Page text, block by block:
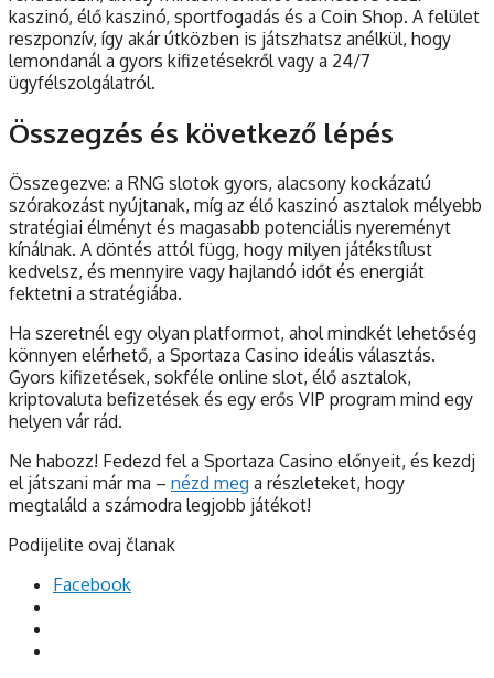
kaszinó, élő kaszinó, sportfogadás és a Coin Shop. A felület
reszponzív, így akár útközben is játszhatsz anélkül, hogy
lemondanál a gyors kifizetésekről vagy a 24/7
ügyfélszolgálatról.
Összegzés és következő lépés
Összegezve: a RNG slotok gyors, alacsony kockázatú
szórakozást nyújtanak, míg az élő kaszinó asztalok mélyebb
stratégiai élményt és magasabb potenciális nyereményt
kínálnak. A döntés attól függ, hogy milyen játékstílust
kedvelsz, és mennyire vagy hajlandó időt és energiát
fektetni a stratégiába.
Ha szeretnél egy olyan platformot, ahol mindkét lehetőség
könnyen elérhető, a Sportaza Casino ideális választás.
Gyors kifizetések, sokféle online slot, élő asztalok,
kriptovaluta befizetések és egy erős VIP program mind egy
helyen vár rád.
Ne habozz! Fedezd fel a Sportaza Casino előnyeit, és kezdj
el játszani már ma – nézd meg a részleteket, hogy
megtaláld a számodra legjobb játékot!
Podijelite ovaj članak
Facebook